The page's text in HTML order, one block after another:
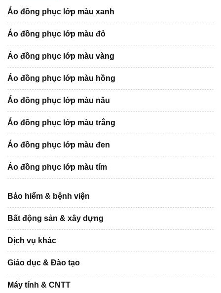
Áo đồng phục lớp màu xanh
Áo đồng phục lớp màu đỏ
Áo đồng phục lớp màu vàng
Áo đồng phục lớp màu hồng
Áo đồng phục lớp màu nâu
Áo đồng phục lớp màu trắng
Áo đồng phục lớp màu đen
Áo đồng phục lớp màu tím
Bảo hiểm & bệnh viện
Bất động sản & xây dựng
Dịch vụ khác
Giáo dục & Đào tạo
Máy tính & CNTT